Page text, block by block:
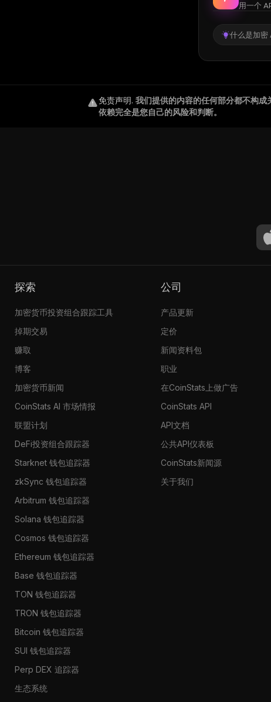
用一个
什么是加密
免责声明. 我们提供的内容的任何部分都不构
依赖完全是您自己的风险和判断。
探索
加密货币投资组合跟踪工具
掉期交易
赚取
博客
加密货币新闻
CoinStats AI 市场情报
联盟计划
DeFi投资组合跟踪器
Starknet 钱包追踪器
zkSync 钱包追踪器
Arbitrum 钱包追踪器
Solana 钱包追踪器
Cosmos 钱包追踪器
Ethereum 钱包追踪器
Base 钱包追踪器
TON 钱包追踪器
TRON 钱包追踪器
Bitcoin 钱包追踪器
SUI 钱包追踪器
Perp DEX 追踪器
生态系统
公司
产品更新
定价
新闻资料包
职业
在CoinStats上做广告
CoinStats API
API文档
公共API仪表板
CoinStats新闻源
关于我们